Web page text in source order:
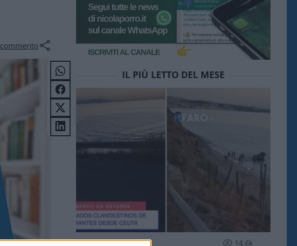
commento
IL PIÙ LETTO DEL MESE
ESTERI 14.6k